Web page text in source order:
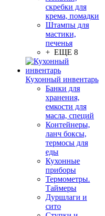
скребки для
крема, помадки
Штампы для
мастики,
печенья
+ ЕЩЕ 8
Кухонный инвентарь
Банки для
хранения,
емкости для
масла, специй
Контейнеры,
ланч боксы,
термосы для
еды
Кухонные
приборы
Термометры.
Таймеры
Дуршлаги и
сито